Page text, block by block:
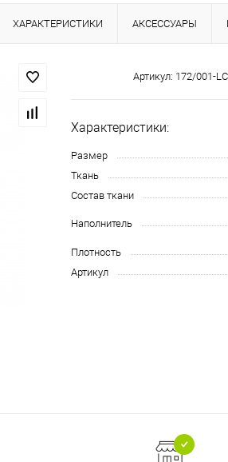
ХАРАКТЕРИСТИКИ АКСЕССУАРЫ
Артикул: 172/001-LC
Характеристики:
Размер
Ткань
Состав ткани
Наполнитель
Плотность
Артикул